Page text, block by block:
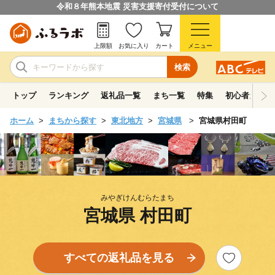
令和８年熊本地震 災害支援寄付受付について
検索
上限額 お気に入り カート メニュー
トップ ランキング 返礼品一覧 まち一覧 特集 初心者ガイド
ホーム まちから探す 東北地方 宮城県 宮城県村田町
みやぎけんむらたまち
宮城県 村田町
すべての返礼品を見る